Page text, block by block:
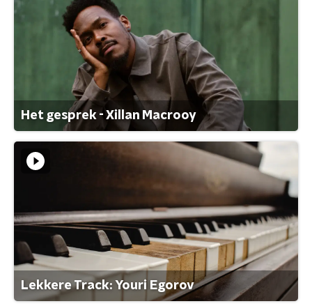
Het gesprek - Xillan Macrooy
Lekkere Track: Youri Egorov